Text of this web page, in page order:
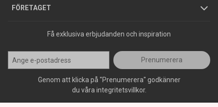
FÖRETAGET
Press
Få exklusiva erbjudanden och inspiration
Prenumerera
Genom att klicka på "Prenumerera" godkänner
du våra integritetsvillkor.